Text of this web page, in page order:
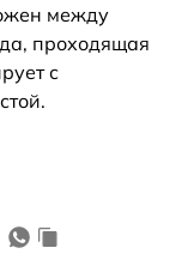
между
проходящая
с